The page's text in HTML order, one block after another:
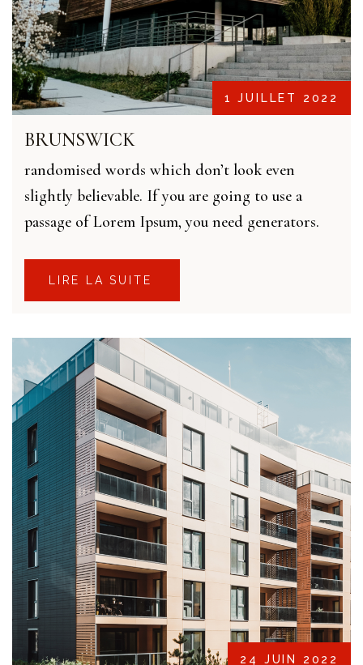
1 JUILLET 2022
BRUNSWICK
randomised words which don’t look even
slightly believable. If you are going to use a
passage of Lorem Ipsum, you need generators.
LIRE LA SUITE
24 JUIN 2022